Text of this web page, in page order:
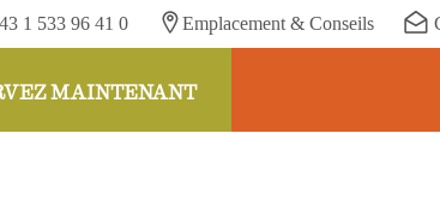
1 533 96 41 0 Emplacement & Conseils
MAINTENANT